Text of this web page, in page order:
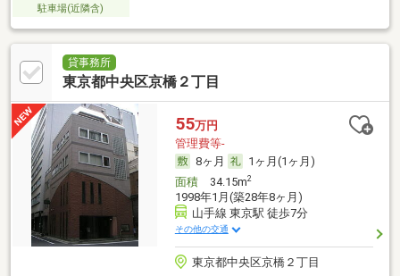
駐車場(近隣含)
貸事務所
東京都中央区京橋２丁目
55万円
管理費等-
8ヶ月
1ヶ月(1ヶ月)
面積34.15m2
1998年1月(築28年8ヶ月)
山手線 東京駅 徒歩7分
その他の交通
東京都中央区京橋２丁目